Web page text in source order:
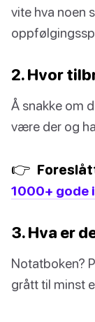
vite hva noen
2. Hvor
Å snakke om
være der og
👉
1000+ gode
3. Hva er
Notatboken?
grått til minst